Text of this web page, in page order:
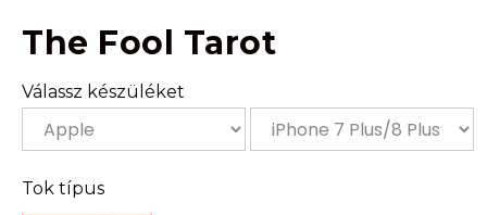
The Fool Tarot
Válassz készüléket
Tok típus